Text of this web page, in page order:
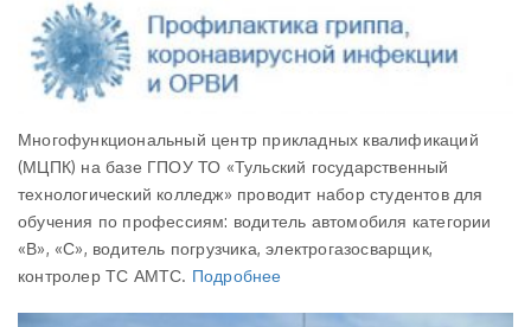
Многофункциональный центр прикладных квалификаций
(МЦПК) на базе ГПОУ ТО «Тульский государственный
технологический колледж» проводит набор студентов для
обучения по профессиям: водитель автомобиля категории
«В», «С», водитель погрузчика, электрогазосварщик,
контролер ТС АМТС. Подробнее